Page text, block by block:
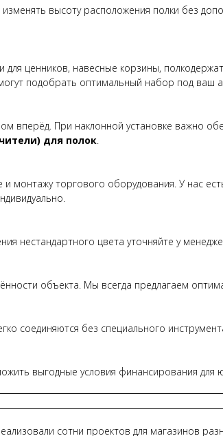
высоту расположения полки без
ценников, навесные корзины,
подобрать оптимальный набор под ваш
вперёд. При наклонной установке важно
для полок.
монтажу торгового оборудования. У нас
нестандартного цвета уточняйте у
объекта. Мы всегда предлагаем
соединяются без специального
выгодные условия финансирования для
сотни проектов для магазинов